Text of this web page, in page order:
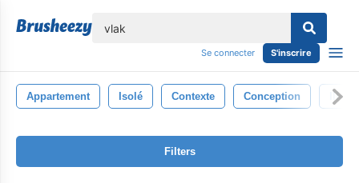
Se connecter S'inscrire
Appartement Isolé Contexte Conception
Filters